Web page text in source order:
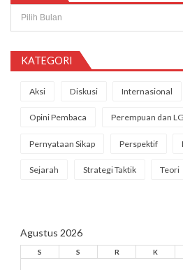
KATEGORI
Aksi Diskusi Internasional
Opini Pembaca Perempuan dan
Pernyataan Sikap Perspektif
Sejarah Strategi Taktik Teori
Agustus 2026
S S R K